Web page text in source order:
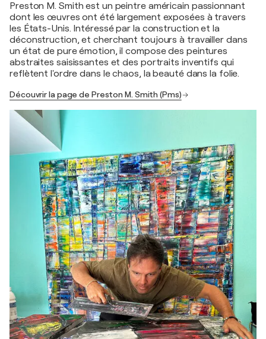
Preston M. Smith est un peintre américain passionnant
dont les œuvres ont été largement exposées à travers
les États-Unis. Intéressé par la construction et la
déconstruction, et cherchant toujours à travailler dans
un état de pure émotion, il compose des peintures
abstraites saisissantes et des portraits inventifs qui
reflètent l'ordre dans le chaos, la beauté dans la folie.
Découvrir la page de Preston M. Smith (Pms)